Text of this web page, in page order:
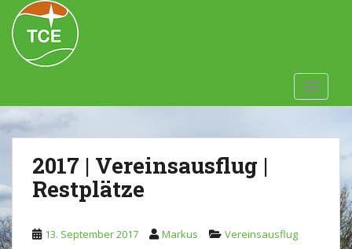
Skip to main content
2017 | Vereinsausflug |
Restplätze
13. September 2017 Markus Vereinsausflug